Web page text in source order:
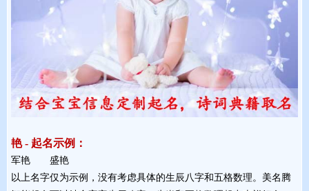
艳 - 起名示例：
军艳 盛艳
以上名字仅为示例，没有考虑具体的生辰八字和五格数理。美名腾